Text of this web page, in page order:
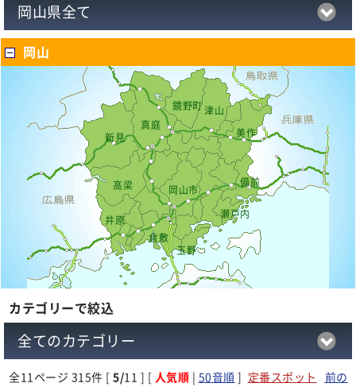
岡山県全て
岡山
津山
鏡野町
美作
真庭
新見
高梁 岡山市
備前
瀬戸内
倉敷
玉野
井原
カテゴリーで絞込
全てのカテゴリー
全11ページ 315件 [ 5/11 ] [ 人気順 | 50音順 ] 定番スポット
前の